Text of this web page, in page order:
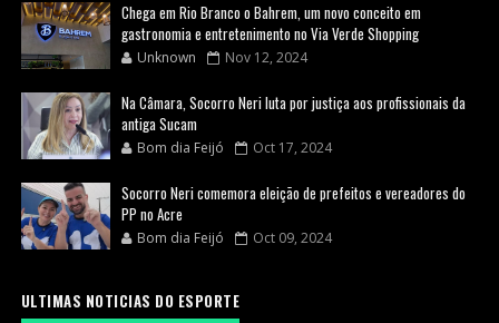
Chega em Rio Branco o Bahrem, um novo conceito em
gastronomia e entretenimento no Via Verde Shopping
Unknown Nov 12, 2024
Na Câmara, Socorro Neri luta por justiça aos profissionais da
antiga Sucam
Bom dia Feijó Oct 17, 2024
Socorro Neri comemora eleição de prefeitos e vereadores do
PP no Acre
Bom dia Feijó Oct 09, 2024
ULTIMAS NOTICIAS DO ESPORTE